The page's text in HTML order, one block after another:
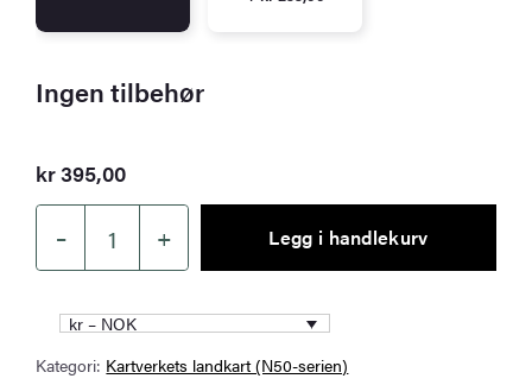
Ingen tilbehør
kr395,00
–
Kartverket
landkart
(N50):
07-
+ Legg i handlekurv
kr – NOK
Kategori: Kartverkets landkart (N50-serien)